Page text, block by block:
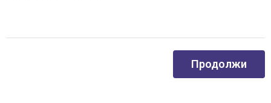
Продолжи